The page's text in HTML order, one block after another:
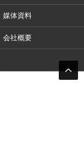
媒体資料
会社概要